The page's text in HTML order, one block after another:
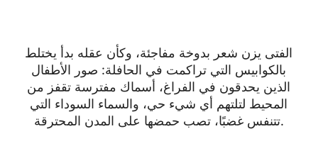
الفتى يزن شعر بدوخة مفاجئة، وكأن عقله بدأ يختلط
بالكوابيس التي تراكمت في الحافلة: صور الأطفال
الذين يحدقون في الفراغ، أسماك مفترسة تقفز من
المحيط لتلتهم أي شيء حي، والسماء السوداء التي
تتنفس غضبًا، تصب حمضها على المدن المحترقة.